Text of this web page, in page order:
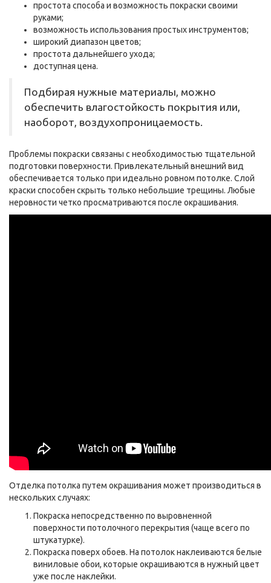
простота способа и возможность покраски своими
руками;
возможность использования простых инструментов;
широкий диапазон цветов;
простота дальнейшего ухода;
доступная цена.
Подбирая нужные материалы, можно
обеспечить влагостойкость покрытия или,
наоборот, воздухопроницаемость.
Проблемы покраски связаны с необходимостью тщательной
подготовки поверхности. Привлекательный внешний вид
обеспечивается только при идеально ровном потолке. Слой
краски способен скрыть только небольшие трещины. Любые
неровности четко просматриваются после окрашивания.
Отделка потолка путем окрашивания может производиться в
нескольких случаях:
Покраска непосредственно по выровненной
поверхности потолочного перекрытия (чаще всего по
штукатурке).
Покраска поверх обоев. На потолок наклеиваются белые
виниловые обои, которые окрашиваются в нужный цвет
уже после наклейки.